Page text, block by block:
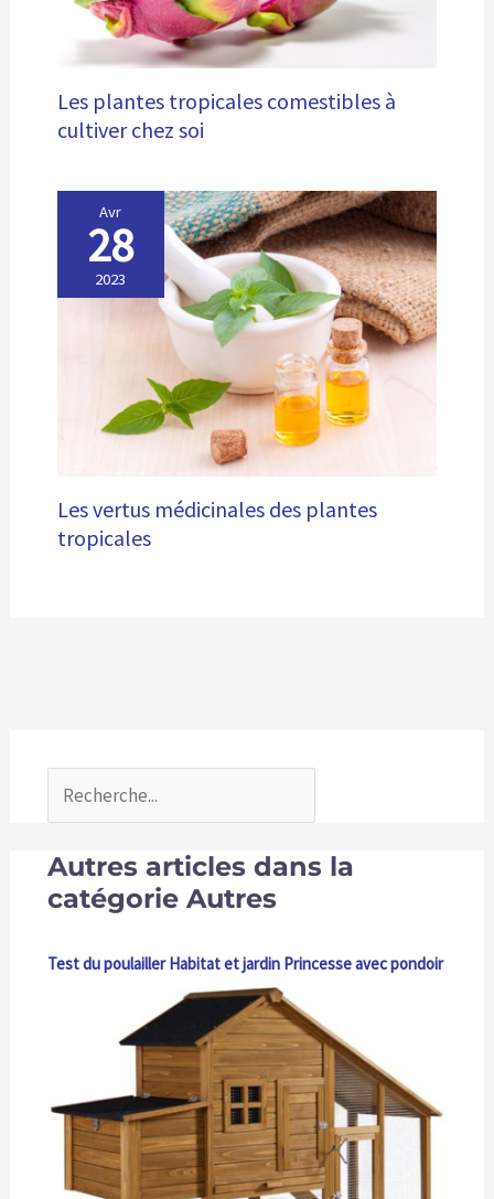
Les plantes tropicales comestibles à
cultiver chez soi
Avr
28
2023
Les vertus médicinales des plantes
tropicales
Autres articles dans la
catégorie Autres
Test du poulailler Habitat et jardin Princesse avec pondoir